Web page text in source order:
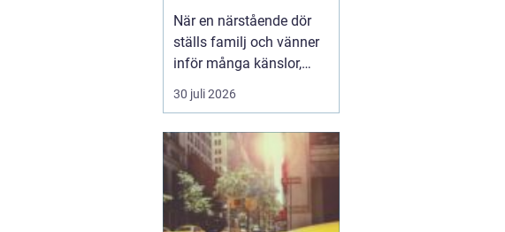
När en närstående dör
ställs familj och vänner
inför många känslor,
men också praktiska
beslut.
ceremoni i någon av
Håbo församlings kyrkor
eller ka...
30 juli 2026